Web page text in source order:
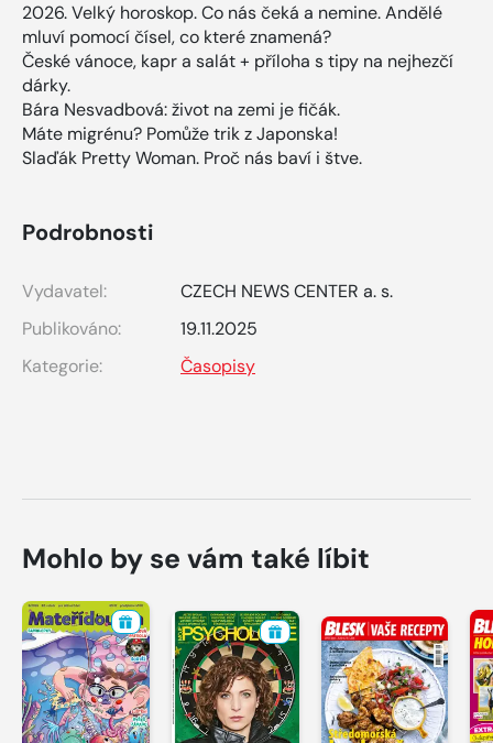
2026. Velký horoskop. Co nás čeká a nemine. Andělé
mluví pomocí čísel, co které znamená?
České vánoce, kapr a salát + příloha s tipy na nejhezčí
dárky.
Bára Nesvadbová: život na zemi je fičák.
Máte migrénu? Pomůže trik z Japonska!
Slaďák Pretty Woman. Proč nás baví i štve.
Podrobnosti
Vydavatel:
CZECH NEWS CENTER a. s.
Publikováno:
19.11.2025
Kategorie:
Časopisy
Mohlo by se vám také líbit